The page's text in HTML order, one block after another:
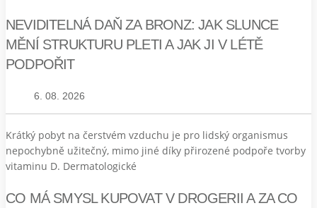
NEVIDITELNÁ DAŇ ZA BRONZ: JAK SLUNCE
MĚNÍ STRUKTURU PLETI A JAK JI V LÉTĚ
PODPOŘIT
6. 08. 2026
Krátký pobyt na čerstvém vzduchu je pro lidský organismus
nepochybně užitečný, mimo jiné díky přirozené podpoře tvorby
vitaminu D. Dermatologické
CO MÁ SMYSL KUPOVAT V DROGERII A ZA CO